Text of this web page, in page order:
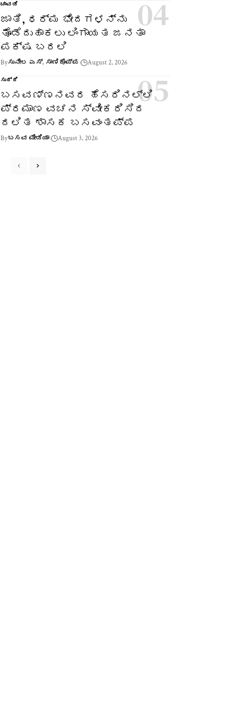
ಚಾವಡಿ
ಜಾತಿ, ಧರ್ಮ ಭೇದಗಳನ್ನು
ತೊಡೆದುಹಾಕಲು ಲಿಂಗಾಯತ ಜನತಾ
ಪಕ್ಷ ಬರಲಿ
Byಸುನೀಲ ಎಸ್. ಸಾಣಿಕೊಪ್ಪ August 2, 2026
ಸುದ್ದಿ
ಬಸವಣ್ಣನವರ ಹೆಸರಿನಲ್ಲಿ
ಪ್ರಮಾಣ ವಚನ ಸ್ವೀಕರಿಸಿದ
ದಲಿತ ಶಾಸಕ ಬಸವಂತಪ್ಪ
Byಬಸವ ಮೀಡಿಯಾ August 3, 2026